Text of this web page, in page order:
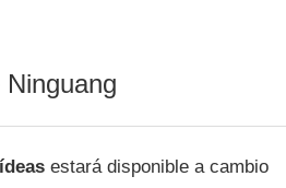
estará disponible a cambio